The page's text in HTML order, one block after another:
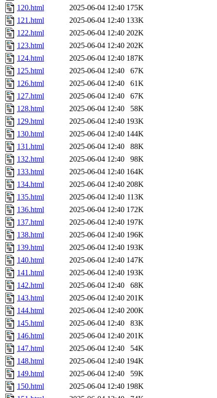
120.html
2025-06-04 12:40 175K
121.html
2025-06-04 12:40 133K
122.html
2025-06-04 12:40 202K
123.html
2025-06-04 12:40 202K
124.html
2025-06-04 12:40 187K
125.html
2025-06-04 12:40
67K
126.html
2025-06-04 12:40
61K
127.html
2025-06-04 12:40
67K
128.html
2025-06-04 12:40
58K
129.html
2025-06-04 12:40 193K
130.html
2025-06-04 12:40 144K
131.html
2025-06-04 12:40
88K
132.html
2025-06-04 12:40
98K
133.html
2025-06-04 12:40 164K
134.html
2025-06-04 12:40 208K
135.html
2025-06-04 12:40 113K
136.html
2025-06-04 12:40 172K
137.html
2025-06-04 12:40 197K
138.html
2025-06-04 12:40 196K
139.html
2025-06-04 12:40 193K
140.html
2025-06-04 12:40 147K
141.html
2025-06-04 12:40 193K
142.html
2025-06-04 12:40
68K
143.html
2025-06-04 12:40 201K
144.html
2025-06-04 12:40 200K
145.html
2025-06-04 12:40
83K
146.html
2025-06-04 12:40 201K
147.html
2025-06-04 12:40
54K
148.html
2025-06-04 12:40 194K
149.html
2025-06-04 12:40
59K
150.html
2025-06-04 12:40 198K